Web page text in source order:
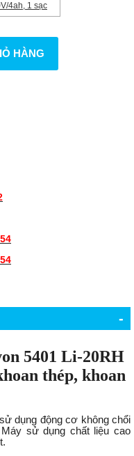
4ah, 1 sạc
HÀNG
-
5401 Li-20RH
thép, khoan
dụng động cơ không chổi
sử dụng chất liệu cao